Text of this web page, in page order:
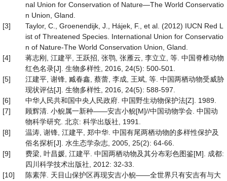
nal Union for Conservation of Nature—The World Conservatio
n Union, Gland.
[3]
Taylor, C., Groenendijk, J., Hájek, F., et al. (2012) IUCN Red L
ist of Threatened Species. International Union for Conservatio
n of Nature-The World Conservation Union, Gland.
[4]
蒋志刚, 江建平, 王跃招, 张鹗, 张雁云, 李立立, 等. 中国脊椎动物
红色名录[J]. 生物多样性, 2016, 24(5): 500-501.
[5]
江建平, 谢锋, 臧春鑫, 蔡蕾, 李成, 王斌, 等. 中国两栖动物受威胁
现状评估[J]. 生物多样性, 2016, 24(5): 588-597.
[6]
中华人民共和国中央人民政府. 中国野生动物保护法[Z]. 1989.
[7]
顾辉清. 小鲵属一新种——安吉小鲵[M]//中国动物学会. 中国动
物科学研究. 北京: 科学出版社, 1991.
[8]
温涛, 谢锋, 江建平, 郑中华. 中国有尾两栖动物的多样性保护及
俗名探析[J]. 水生态学杂志, 2005, 25(2): 64-66.
[9]
费梁, 叶昌媛, 江建平. 中国两栖动物及其分布彩色图鉴[M]. 成都:
四川科学技术出版社, 2012: 32-33.
[10]
陈素萍. 天目山保护区再现安吉小鲵——全世界只有安吉有与大